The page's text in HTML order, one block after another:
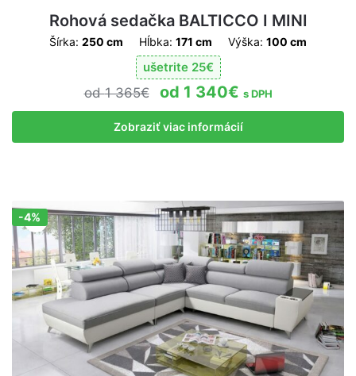
Rohová sedačka BALTICCO I MINI
Šírka: 250 cm Hĺbka: 171 cm Výška: 100 cm
ušetrite 25€
1 365€ 1 340€ s DPH
Zobraziť viac informácií
Zľava!
-4%